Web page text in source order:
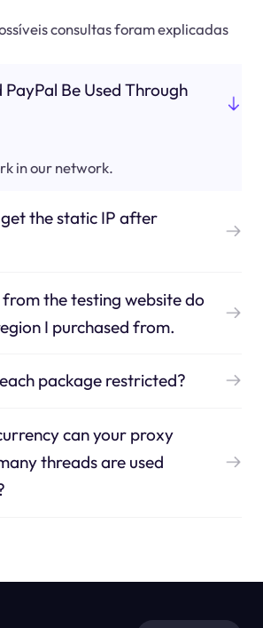
consultas foram explicadas
PayPal Be Used Through
in our network.
the static IP after
the testing website do
I purchased from.
package restricted?
can your proxy
threads are used